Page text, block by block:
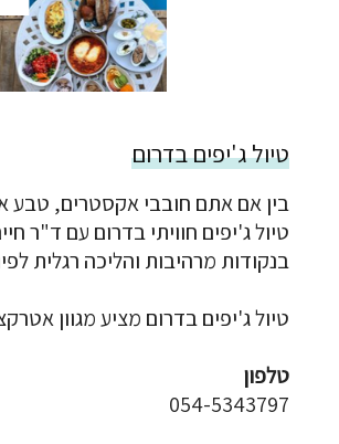
טיול ג'יפים בדרום
בין אם אתם חובבי אקסטרים, טבע
טיול ג'יפים חוויתי בדרום עם ד"ר
בנקודות מרהיבות והליכה רגלית
טיול ג'יפים בדרום מציע מגוון
טלפון
054-5343797